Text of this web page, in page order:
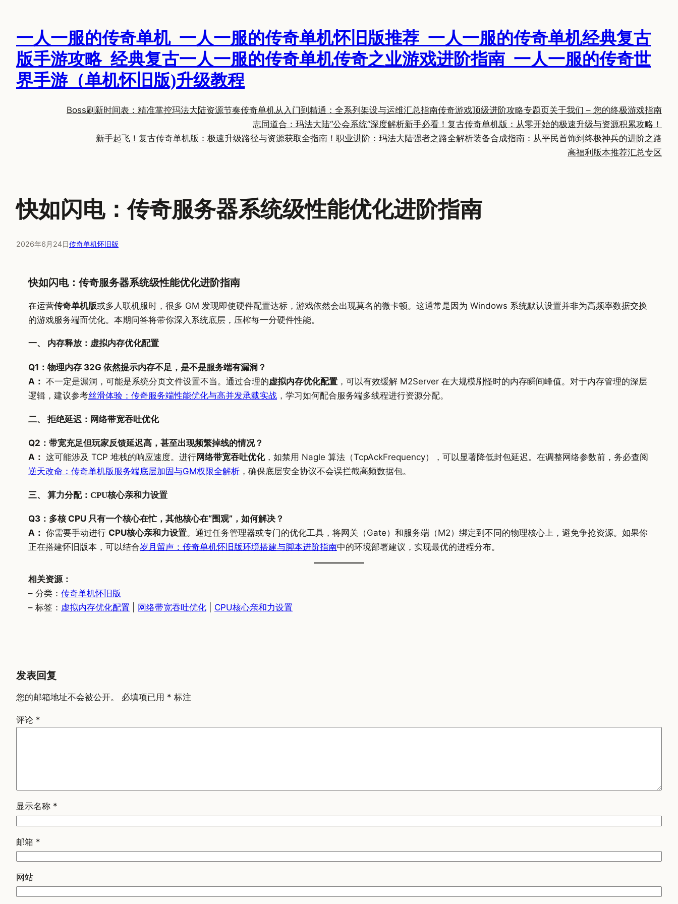
一人一服的传奇单机_一人一服的传奇单机怀旧版推荐_一人一服的传奇单机经典复古
版手游攻略_经典复古一人一服的传奇单机传奇之业游戏进阶指南_一人一服的传奇世
界手游（单机怀旧版)升级教程
Boss刷新时间表：精准掌控玛法大陆资源节奏传奇单机从入门到精通：全系列架设与运维汇总指南传奇游戏顶级进阶攻略专题页关于我们 – 您的终极游戏指南
志同道合：玛法大陆“公会系统”深度解析新手必看！复古传奇单机版：从零开始的极速升级与资源积累攻略！
新手起飞！复古传奇单机版：极速升级路径与资源获取全指南！ 职业进阶：玛法大陆强者之路全解析装备合成指南：从平民首饰到终极神兵的进阶之路
高福利版本推荐汇总专区
快如闪电：传奇服务器系统级性能优化进阶指南
2026年6月24日传奇单机怀旧版
快如闪电：传奇服务器系统级性能优化进阶指南
在运营传奇单机版或多人联机服时，很多 GM 发现即使硬件配置达标，游戏依然会出现莫名的微卡顿。这通常是因为 Windows 系统默认设置并非为高频率数据交换
的游戏服务端而优化。本期问答将带你深入系统底层，压榨每一分硬件性能。
一、 内存释放：虚拟内存优化配置
Q1：物理内存 32G 依然提示内存不足，是不是服务端有漏洞？
A： 不一定是漏洞，可能是系统分页文件设置不当。通过合理的虚拟内存优化配置 ，可以有效缓解 M2Server 在大规模刷怪时的内存瞬间峰值。对于内存管理的深层
逻辑，建议参考丝滑体验：传奇服务端性能优化与高并发承载实战 ，学习如何配合服务端多线程进行资源分配。
二、 拒绝延迟：网络带宽吞吐优化
Q2：带宽充足但玩家反馈延迟高，甚至出现频繁掉线的情况？
A： 这可能涉及 TCP 堆栈的响应速度。进行网络带宽吞吐优化，如禁用 Nagle 算法（TcpAckFrequency），可以显著降低封包延迟。在调整网络参数前，务必查阅
逆天改命：传奇单机版服务端底层加固与GM权限全解析 ，确保底层安全协议不会误拦截高频数据包。
三、 算力分配：CPU核心亲和力设置
Q3：多核 CPU 只有一个核心在忙，其他核心在“围观”，如何解决？
A： 你需要手动进行 CPU核心亲和力设置。通过任务管理器或专门的优化工具，将网关（Gate）和服务端（M2）绑定到不同的物理核心上，避免争抢资源。如果你
正在搭建怀旧版本，可以结合岁月留声：传奇单机怀旧版环境搭建与脚本进阶指南中的环境部署建议，实现最优的进程分布。
相关资源：
– 分类： 传奇单机怀旧版
– 标签： 虚拟内存优化配置 网络带宽吞吐优化 CPU核心亲和力设置
发表回复
您的邮箱地址不会被公开。 必填项已用 * 标注
评论 *
显示名称 *
邮箱 *
网站